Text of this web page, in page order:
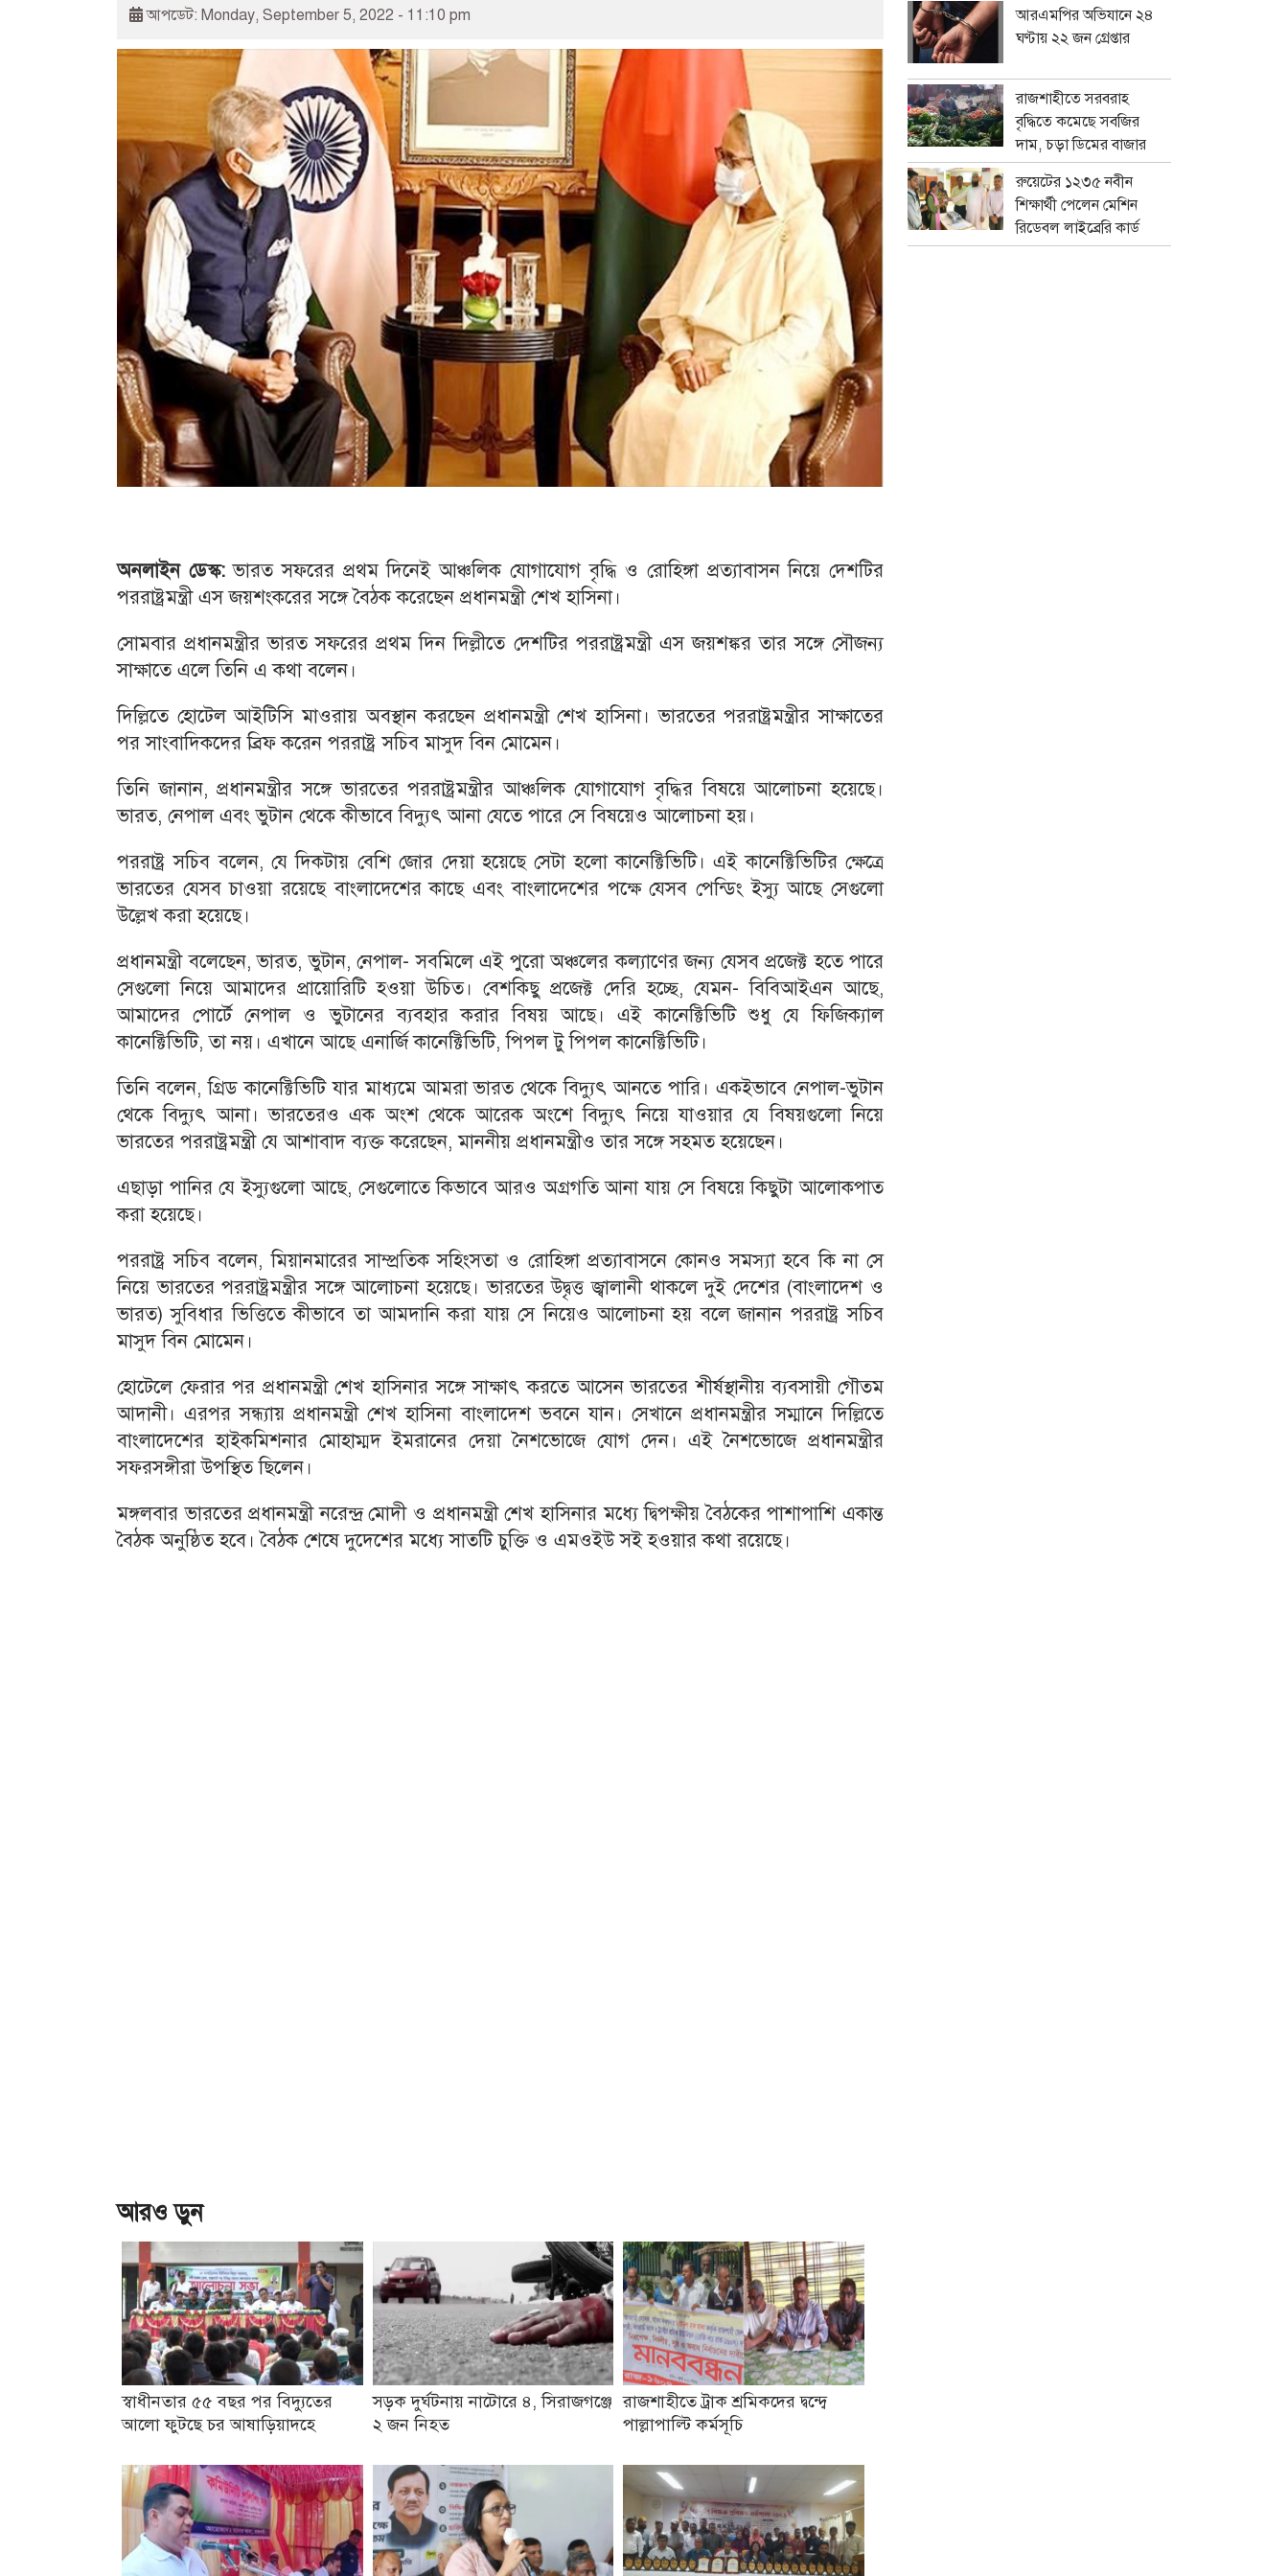
আপডেট: Monday, September 5, 2022 - 11:10 pm
অনলাইন ডেস্ক:ভারত সফরের প্রথম দিনেই আঞ্চলিক যোগাযোগ বৃদ্ধি ও রোহিঙ্গা প্রত্যাবাসন নিয়ে দেশটির
পররাষ্ট্রমন্ত্রী এস জয়শংকরের সঙ্গে বৈঠক করেছেন প্রধানমন্ত্রী শেখ হাসিনা।
সোমবার প্রধানমন্ত্রীর ভারত সফরের প্রথম দিন দিল্লীতে দেশটির পররাষ্ট্রমন্ত্রী এস জয়শঙ্কর তার সঙ্গে সৌজন্য
সাক্ষাতে এলে তিনি এ কথা বলেন।
দিল্লিতে হোটেল আইটিসি মাওরায় অবস্থান করছেন প্রধানমন্ত্রী শেখ হাসিনা। ভারতের পররাষ্ট্রমন্ত্রীর সাক্ষাতের
পর সাংবাদিকদের ব্রিফ করেন পররাষ্ট্র সচিব মাসুদ বিন মোমেন।
তিনি জানান, প্রধানমন্ত্রীর সঙ্গে ভারতের পররাষ্ট্রমন্ত্রীর আঞ্চলিক যোগাযোগ বৃদ্ধির বিষয়ে আলোচনা হয়েছে।
ভারত, নেপাল এবং ভুটান থেকে কীভাবে বিদ্যুৎ আনা যেতে পারে সে বিষয়েও আলোচনা হয়।
পররাষ্ট্র সচিব বলেন, যে দিকটায় বেশি জোর দেয়া হয়েছে সেটা হলো কানেক্টিভিটি। এই কানেক্টিভিটির ক্ষেত্রে
ভারতের যেসব চাওয়া রয়েছে বাংলাদেশের কাছে এবং বাংলাদেশের পক্ষে যেসব পেন্ডিং ইস্যু আছে সেগুলো
উল্লেখ করা হয়েছে।
প্রধানমন্ত্রী বলেছেন, ভারত, ভুটান, নেপাল- সবমিলে এই পুরো অঞ্চলের কল্যাণের জন্য যেসব প্রজেক্ট হতে পারে
সেগুলো নিয়ে আমাদের প্রায়োরিটি হওয়া উচিত। বেশকিছু প্রজেক্ট দেরি হচ্ছে, যেমন- বিবিআইএন আছে,
আমাদের পোর্টে নেপাল ও ভুটানের ব্যবহার করার বিষয় আছে। এই কানেক্টিভিটি শুধু যে ফিজিক্যাল
কানেক্টিভিটি, তা নয়। এখানে আছে এনার্জি কানেক্টিভিটি, পিপল টু পিপল কানেক্টিভিটি।
তিনি বলেন, গ্রিড কানেক্টিভিটি যার মাধ্যমে আমরা ভারত থেকে বিদ্যুৎ আনতে পারি। একইভাবে নেপাল-ভুটান
থেকে বিদ্যুৎ আনা। ভারতেরও এক অংশ থেকে আরেক অংশে বিদ্যুৎ নিয়ে যাওয়ার যে বিষয়গুলো নিয়ে
ভারতের পররাষ্ট্রমন্ত্রী যে আশাবাদ ব্যক্ত করেছেন, মাননীয় প্রধানমন্ত্রীও তার সঙ্গে সহমত হয়েছেন।
এছাড়া পানির যে ইস্যুগুলো আছে, সেগুলোতে কিভাবে আরও অগ্রগতি আনা যায় সে বিষয়ে কিছুটা আলোকপাত
করা হয়েছে।
পররাষ্ট্র সচিব বলেন, মিয়ানমারের সাম্প্রতিক সহিংসতা ও রোহিঙ্গা প্রত্যাবাসনে কোনও সমস্যা হবে কি না সে
নিয়ে ভারতের পররাষ্ট্রমন্ত্রীর সঙ্গে আলোচনা হয়েছে। ভারতের উদ্বৃত্ত জ্বালানী থাকলে দুই দেশের (বাংলাদেশ ও
ভারত) সুবিধার ভিত্তিতে কীভাবে তা আমদানি করা যায় সে নিয়েও আলোচনা হয় বলে জানান পররাষ্ট্র সচিব
মাসুদ বিন মোমেন।
হোটেলে ফেরার পর প্রধানমন্ত্রী শেখ হাসিনার সঙ্গে সাক্ষাৎ করতে আসেন ভারতের শীর্ষস্থানীয় ব্যবসায়ী গৌতম
আদানী। এরপর সন্ধ্যায় প্রধানমন্ত্রী শেখ হাসিনা বাংলাদেশ ভবনে যান। সেখানে প্রধানমন্ত্রীর সম্মানে দিল্লিতে
বাংলাদেশের হাইকমিশনার মোহাম্মদ ইমরানের দেয়া নৈশভোজে যোগ দেন। এই নৈশভোজে প্রধানমন্ত্রীর
সফরসঙ্গীরা উপস্থিত ছিলেন।
মঙ্গলবার ভারতের প্রধানমন্ত্রী নরেন্দ্র মোদী ও প্রধানমন্ত্রী শেখ হাসিনার মধ্যে দ্বিপক্ষীয় বৈঠকের পাশাপাশি একান্ত
বৈঠক অনুষ্ঠিত হবে। বৈঠক শেষে দুদেশের মধ্যে সাতটি চুক্তি ও এমওইউ সই হওয়ার কথা রয়েছে।
আরও ড়ুন
স্বাধীনতার ৫৫ বছর পর বিদ্যুতের
আলো ফুটছে চর আষাড়িয়াদহে
সড়ক দুর্ঘটনায় নাটোরে ৪, সিরাজগঞ্জে
২ জন নিহত
রাজশাহীতে ট্রাক শ্রমিকদের দ্বন্দ্বে
পাল্লাপাল্টি কর্মসূচি
আরএমপির অভিযানে ২৪
ঘণ্টায় ২২ জন গ্রেপ্তার
রাজশাহীতে সরবরাহ
বৃদ্ধিতে কমেছে সবজির
দাম, চড়া ডিমের বাজার
রুয়েটের ১২৩৫ নবীন
শিক্ষার্থী পেলেন মেশিন
রিডেবল লাইব্রেরি কার্ড